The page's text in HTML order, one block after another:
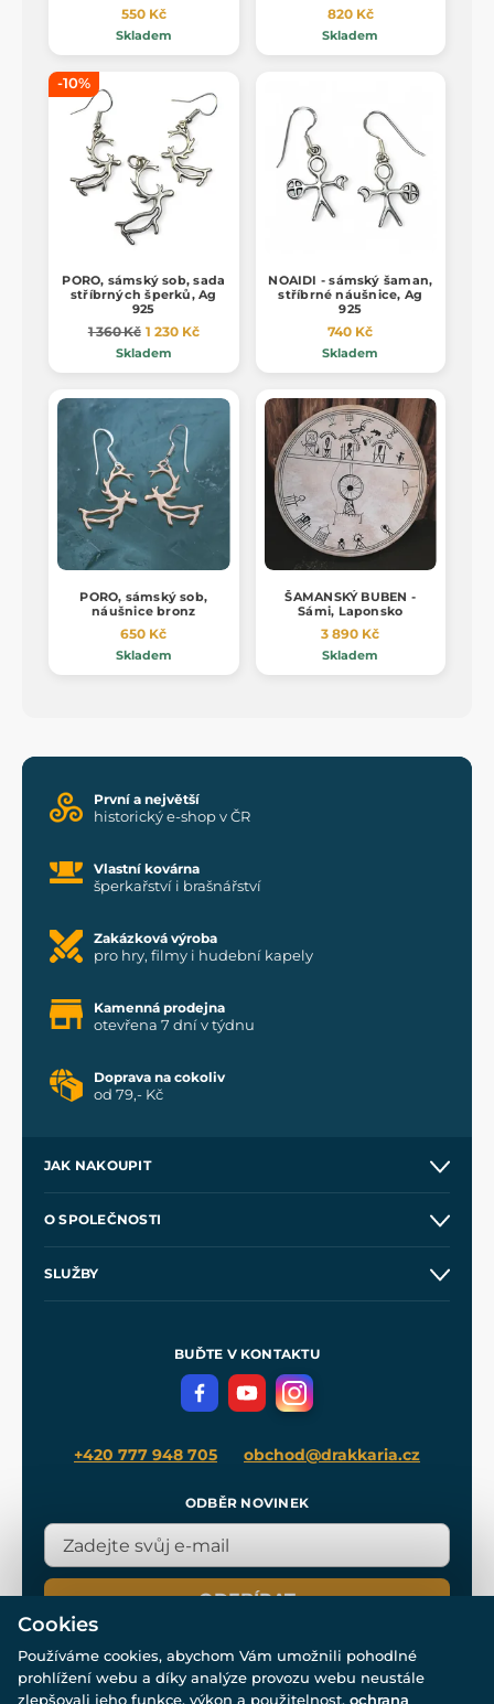
550 Kč
Skladem
820 Kč
Skladem
-10%
PORO, sámský sob, sada
stříbrných šperků, Ag
925
1 360 Kč 1 230 Kč
Skladem
NOAIDI - sámský šaman,
stříbrné náušnice, Ag
925
740 Kč
Skladem
PORO, sámský sob,
náušnice bronz
650 Kč
Skladem
ŠAMANSKÝ BUBEN -
Sámi, Laponsko
3 890 Kč
Skladem
První a největší
historický e-shop v ČR
Vlastní kovárna
šperkařství i brašnářství
Zakázková výroba
pro hry, filmy i hudební kapely
Kamenná prodejna
otevřena 7 dní v týdnu
Doprava na cokoliv
od 79,- Kč
JAK NAKOUPIT
Velkoobchod
O SPOLEČNOSTI
SLUŽBY
Meče pro Kingdom Come
BUĎTE V KONTAKTU
+420 777 948 705 obchod@drakkaria.cz
ODBĚR NOVINEK
ODEBÍRAT
Cookies
Používáme cookies, abychom Vám umožnili pohodlné
prohlížení webu a díky analýze provozu webu neustále
zlepšovali jeho funkce, výkon a použitelnost. ochrana